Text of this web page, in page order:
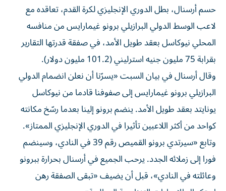
حسم أرسنال، بطل الدوري الإنجليزي لكرة القدم، تعاقده مع
لاعب الوسط الدولي البرازيلي برونو غيمارايس من منافسه
المحلي نيوكاسل بعقد طويل الأمد، في صفقة قدرتها التقارير
بقرابة 75 مليون جنيه استرليني (101.2 مليون دولار).
وقال أرسنال في بيان السبت «يسرّنا أن نعلن انضمام الدولي
البرازيلي برونو غيمارايس إلى صفوفنا قادما من نيوكاسل
يونايتد بعقد طويل الأمد. ينضم برونو إلينا بعدما رسّخ مكانته
كواحد من أكثر اللاعبين تأثيرا في الدوري الإنجليزي الممتاز».
وتابع «سيرتدي برونو القميص رقم 39 في النادي، وسينضم
فورا إلى زملائه الجدد. يرحب الجميع في أرسنال بحرارة ببرونو
وعائلته في النادي»، قبل أن يضيف «تبقى الصفقة رهن